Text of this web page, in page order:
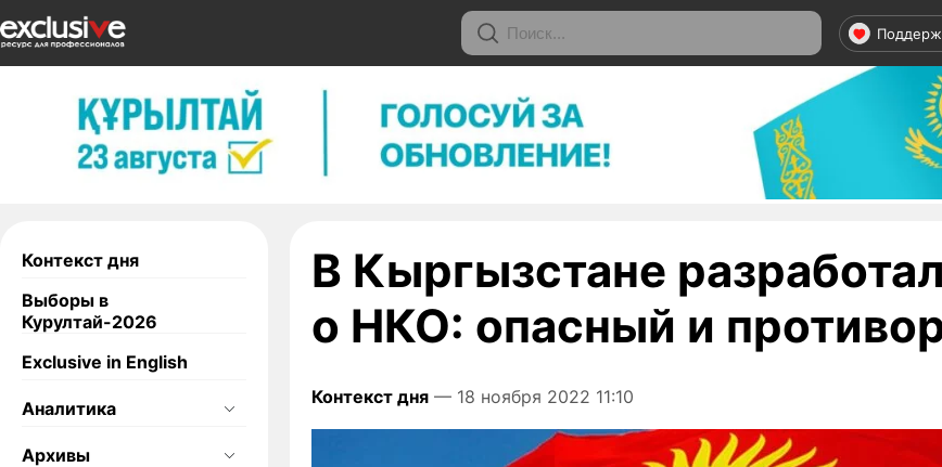
Контекст дня
Выборы в
Курултай-2026
Exclusive in English
Аналитика
Архивы
В Кыргызстане
о НКО: опасный и
Контекст дня — 18 ноября 2022 11:10